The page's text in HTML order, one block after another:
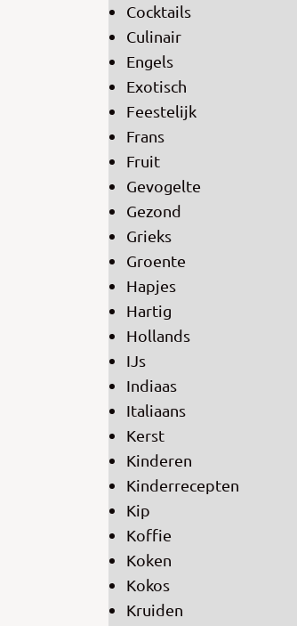
Cocktails
Culinair
Engels
Exotisch
Feestelijk
Frans
Fruit
Gevogelte
Gezond
Grieks
Groente
Hapjes
Hartig
Hollands
IJs
Indiaas
Italiaans
Kerst
Kinderen
Kinderrecepten
Kip
Koffie
Koken
Kokos
Kruiden